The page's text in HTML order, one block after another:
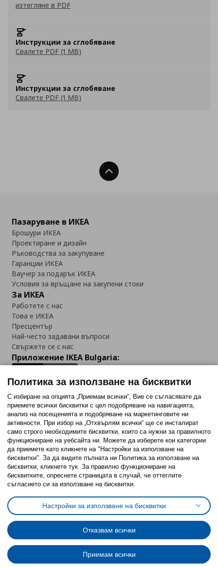
изтегляне в PDF
Инструкции за сглобяване
Свалете PDF (1 MB)
Инструкции за сглобяване
Свалете PDF (1 MB)
Нагоре
Пазаруване в ИКЕА
Брошури ИКЕА
Проектиране и дизайн
Ръководства за закупуване
Гаранции ИКЕА
Ваучер за подарък ИКЕА
Условия за връщане на закупени стоки
За ИКЕА
Работете с нас
Това е ИКЕА
Пресцентър
Най-често задавани въпроси
Свържете се с нас
Приложение IKEA Bulgaria:
Последвайте ни:
FacebookTwitterYoutubePinterestInstagram
Политика за използване на бисквитки (Cookies)
Избор на настройки за използване на бисквитки
Условия за ползване на ikea.bgОбща политика за личните данни
Политика за защита на личните данни на ikea.bg
Общи условия на програма IKEA Family
Политика за защита на лични данни на програма IKEA Family
Политика за използване на бисквитки
С избиране на опцията „Приемам всички“, Вие се съгласявате да
приемете всички бисквитки с цел подобряване на навигацията,
анализ на посещенията и подобряване на маркетинговите ни
активности. При избор на „Отхвърлям всички“ ще се инсталират
само строго необходимитe бисквитки, които са нужни за правилното
функциониране на уебсайта ни. Можете да изберете кои категории
да приемете като кликнете на "Настройки за използване на
бисквитки". За да видите пълната ни Политика за използване на
бисквитки, кликнете тук. За правилно функциониране на
бисквитките, опреснете страницата в случай, че оттеглите
съгласието си за използване на бисквитки.
Настройки за използване на бисквитки
Отказвам всички
Приемам всички